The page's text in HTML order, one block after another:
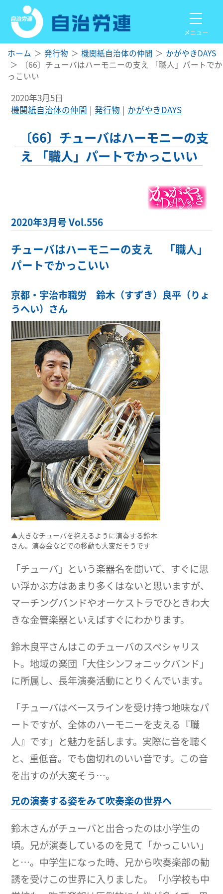
メニュー
ホーム 発行物 機関紙自治体の仲間
かがやきDAYS
〔66〕チューバはハーモニーの支え 「職人」パートでか
っこいい
2020年3月5日
機関紙自治体の仲間
発行物 かがやきDAYS
〔66〕チューバはハーモニーの支
え 「職人」パートでかっこいい
2020年3月号 Vol.556
チューバはハーモニーの支え 「職人」
パートでかっこいい
京都・宇治市職労 鈴木（すずき）良平（りょ
うへい）さん
▲大きなチューバを抱えるように演奏する鈴木
さん。演奏会などでの移動も大変だそうです
「チューバ」という楽器名を聞いて、すぐに思
い浮かぶ方はあまり多くはないと思いますが、
マーチングバンドやオーケストラでひときわ大
きな金管楽器といえばすぐにわかります。
鈴木良平さんはこのチューバのスペシャリス
ト。地域の楽団「大住シンフォニックバンド」
に所属し、長年演奏活動にとりくんでいます。
「チューバはベースラインを受け持つ地味なパ
ートですが、全体のハーモニーを支える『職
人』です」と魅力を話します。実際に音を聴く
と、重低音。でも歯切れのいい音です。この音
を出すのが大変そう…。
兄の演奏する姿をみて吹奏楽の世界へ
鈴木さんがチューバと出合ったのは小学生の
頃。兄が演奏しているのを見て「かっこいい」
と…。中学生になった時、兄から吹奏楽部の勧
誘を受けこの世界に入りました。「小学校も中